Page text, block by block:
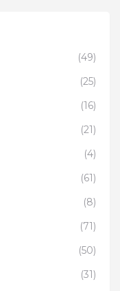
(49)
(25)
(16)
(21)
(4)
(61)
(8)
(71)
(50)
(31)